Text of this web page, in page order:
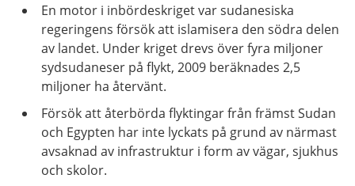
En motor i inbördeskriget var sudanesiska
regeringens försök att islamisera den södra delen
av landet. Under kriget drevs över fyra miljoner
sydsudaneser på flykt, 2009 beräknades 2,5
miljoner ha återvänt.
Försök att återbörda flyktingar från främst Sudan
och Egypten har inte lyckats på grund av närmast
avsaknad av infrastruktur i form av vägar, sjukhus
och skolor.